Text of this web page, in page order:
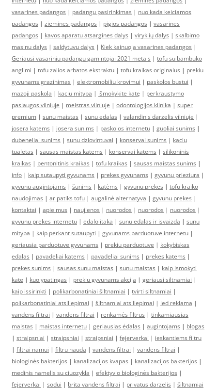
vasarines padangos | padangu pasirinkimas | nuo kada keiciamos
padangos | ziemines padangos | pigios padangos | vasarines
padangos | kavos aparatu atsargines dalys | viryklių dalys | skalbimo
masinu dalys | saldytuvu dalys | Kiek kainuoja vasarines padangos |
Geriausi vasariniu padangu gamintojai 2021 metais | tofu su bambuko
anglimi | tofu zalios arbatos ekstraktu | tofu kraikas originalus | prekiu
gyvunams grazinimas | elektromobiliu krovimui | paskolos bustui |
mazoji paskola | kaciu mityba | išmokykite katę | perkraustymo
paslaugos vilniuje | meistras vilniuje | odontologijos klinika | super
premium | sunu maistas | sunu edalas | valandinis darzelis vilniuje |
josera katems | josera sunims | paskolos internetu | guoliai sunims |
dubeneliai sunims | sunu dziovintuvai | konservai sunims | kaciu
tualetas | sausas maistas katems | konservai katems | silikoninis
kraikas | bentonitinis kraikas | tofu kraikas | sausas maistas sunims |
info | kaip sutaupyti gyvunams | prekes gyvunams | gyvunu prieziura |
gyvunu augintojams | šunims | katėms | gyvunu prekes | tofu kraiko
naudojimas | ar patiks tofu | augalinė alternatyva | gyvunu prekes |
kontaktai | apie mus | naujienos | nuorodos | nuorodos | nuorodos |
gyvunu prekes internetu | edalo itaka | sunu edalas ir isvaizda | sunu
mityba | kaip perkant sutaupyti | gyvunams parduotuve internetu |
geriausia parduotuve gyvunams | prekiu parduotuve | kokybiskas
edalas | pavadeliai katems | pavadeliai sunims | prekes katems |
prekes sunims | sausas sunu maistas | sunu maistas | kaip ismokyti
kate | kuo ypatingas | prekiu gyvunams akcija | geriausi siltnamiai |
kaip issirinkti | polikarbonatiniai šiltnamiai | tvirti siltnamiai |
polikarbonatiniai atsiliepimai | šiltnamiai atsiliepimai | led reklama |
vandens filtrai | vandens filtrai | renkamės filtrus | tinkamiausias
maistas | maistas internetu | geriausias ėdalas | augintojams | blogas
| straipsniai | straipsniai | straipsniai | fejerverkai | ieskantiems filtru
| filtrai namui | filtru nauda | vandens filtrai | vandens filtrai |
biologinės bakterijos | kanalizacijos kvapas | kanalizacijos bakterijos |
medinis namelis su ciuozykla | efektyvio biologinės bakterijos |
fejerverkai | sodui | brita vandens filtrai | privatus darzelis | šiltnamiai